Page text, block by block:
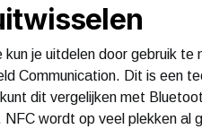
je uitdelen door gebruik te
Communication. Dit is een
dit vergelijken met
NFC wordt op veel plekken al